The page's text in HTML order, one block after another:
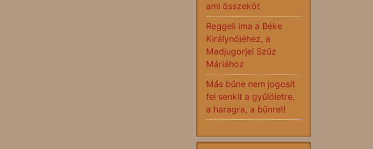
ami összeköt
Reggeli ima a Béke
Királynőjéhez, a
Medjugorjei Szűz
Máriához
Más bűne nem jogosít
fel senkit a gyűlöletre,
a haragra, a bűnre!!